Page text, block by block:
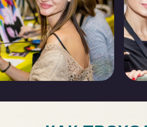
ВИДЕО С АРТ-
ВЕЧЕРИНОК